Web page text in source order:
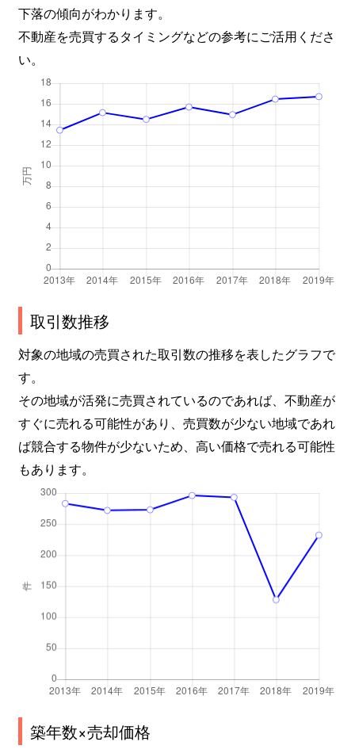
下落の傾向がわかります。
不動産を売買するタイミングなどの参考にご活用くださ
い。
取引数推移
対象の地域の売買された取引数の推移を表したグラフで
す。
その地域が活発に売買されているのであれば、不動産が
すぐに売れる可能性があり、売買数が少ない地域であれ
ば競合する物件が少ないため、高い価格で売れる可能性
もあります。
築年数×売却価格